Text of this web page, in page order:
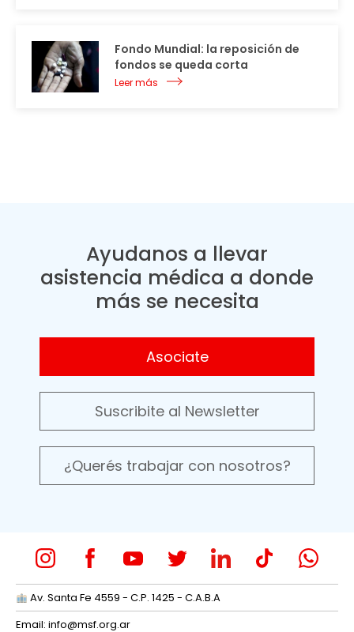
Fondo Mundial: la reposición de
fondos se queda corta
Leer más
Ayudanos a llevar
asistencia médica a donde
más se necesita
Asociate
Suscribite al Newsletter
¿Querés trabajar con nosotros?
Av. Santa Fe 4559 - C.P. 1425 - C.A.B.A
Email: info@msf.org.ar